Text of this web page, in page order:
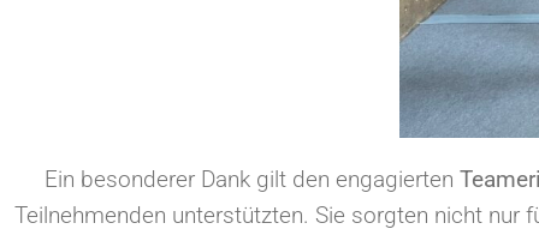
Ein besonderer Dank gilt den engagierten
Teilnehmenden unterstützten. Sie sorgten nicht nur